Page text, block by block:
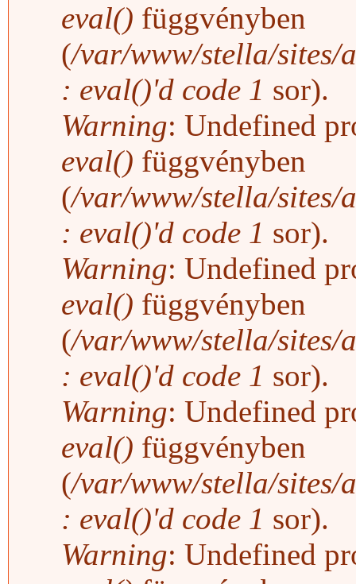
eval() függvényben
(/var/www/stella/sites/
: eval()'d code 1 sor).
Warning: Undefined
eval() függvényben
(/var/www/stella/sites/
: eval()'d code 1 sor).
Warning: Undefined
eval() függvényben
(/var/www/stella/sites/
: eval()'d code 1 sor).
Warning: Undefined
eval() függvényben
(/var/www/stella/sites/
: eval()'d code 1 sor).
Warning: Undefined